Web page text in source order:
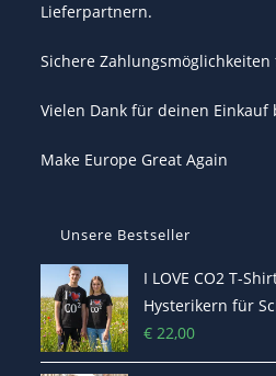
Lieferpartnern.
Sichere
Vielen Dank für deinen Einkauf
Make Europe Great Again
Unsere Bestseller
I LOVE CO2 T-
Hysterikern für
€ 22,00